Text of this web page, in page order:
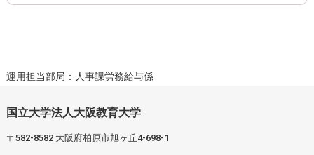
運用担当部局：人事課労務給与係
国立大学法人大阪教育大学
〒582-8582 大阪府柏原市旭ヶ丘4-698-1